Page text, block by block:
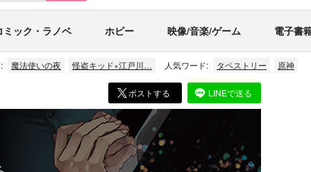
ミック・ラノベ ホビー 映像/音楽/ゲーム 電子書
魔法使いの夜 怪盗キッド×江戸川… 人気ワード: タペストリー 原神
ポストする LINEで送る